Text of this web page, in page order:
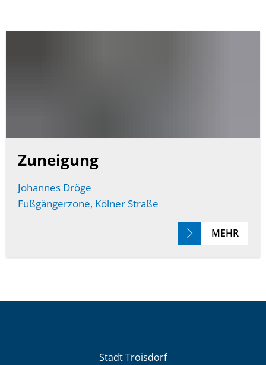
Zuneigung
Johannes Dröge
Fußgängerzone, Kölner Straße
MEHR
Stadt Troisdorf